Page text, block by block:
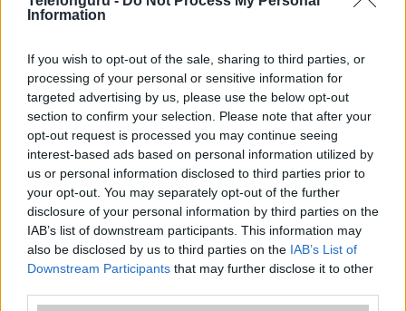
Information
If you wish to opt-out of the sale, sharing to third parties, or
processing of your personal or sensitive information for
targeted advertising by us, please use the below opt-out
section to confirm your selection. Please note that after your
opt-out request is processed you may continue seeing
interest-based ads based on personal information utilized by
us or personal information disclosed to third parties prior to
your opt-out. You may separately opt-out of the further
disclosure of your personal information by third parties on the
IAB’s list of downstream participants. This information may
also be disclosed by us to third parties on the IAB’s List of
Downstream Participants that may further disclose it to other
2017.07.06| GSM Arena
A Nokia márkanév új tulajdonosa visszahozná a régi
csillogást, emiatt partnerséget köt a Zeiss-szel.
Android 7.1 fut a jó öreg Lumia 520-on!
2016.12.15| Phone Arena
A Nokia Lumia 520 egy olcsó, ám korában kifejezetten jó
tudású telefonnak számított, amit milliók használtak